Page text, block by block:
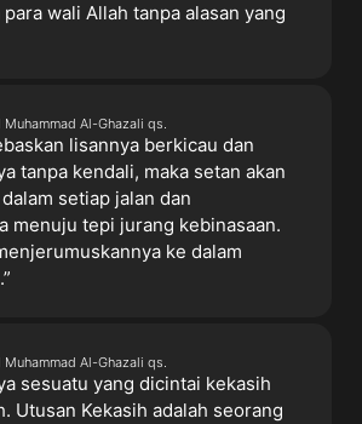
wali Allah tanpa alasan yang
Al-Ghazali qs.
lisannya berkicau dan
tanpa kendali, maka setan akan
setiap jalan dan
menuju tepi jurang kebinasaan.
ke dalam
Al-Ghazali qs.
sesuatu yang dicintai kekasih
Utusan Kekasih adalah seorang